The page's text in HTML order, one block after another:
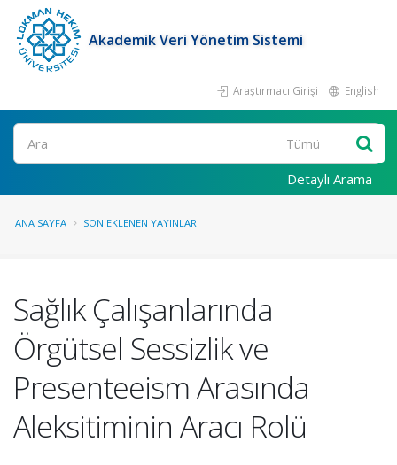
Akademik Veri Yönetim Sistemi
Araştırmacı Girişi English
Ara
Detaylı Arama
ANA SAYFA SON EKLENEN YAYINLAR
Sağlık Çalışanlarında
Örgütsel Sessizlik ve
Presenteeism Arasında
Aleksitiminin Aracı Rolü